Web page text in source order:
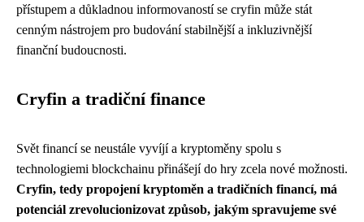
přístupem a důkladnou informovaností se cryfin může stát
cenným nástrojem pro budování stabilnější a inkluzivnější
finanční budoucnosti.
Cryfin a tradiční finance
Svět financí se neustále vyvíjí a kryptoměny spolu s
technologiemi blockchainu přinášejí do hry zcela nové možnosti.
Cryfin, tedy propojení kryptoměn a tradičních financí, má
potenciál zrevolucionizovat způsob, jakým spravujeme své